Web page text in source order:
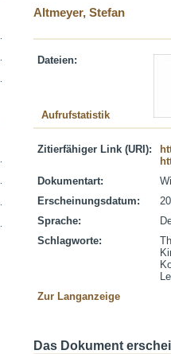
Altmeyer, Stefan
Dateien:
Aufrufstatistik
Zitierfähiger Link (URI):
Dokumentart:
Erscheinungsdatum:
Sprache:
Schlagworte:
Zur Langanzeige
Das Dokument